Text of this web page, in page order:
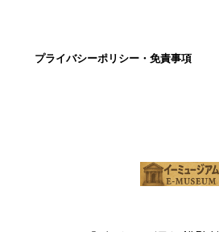
プライバシーポリシー・免責事項